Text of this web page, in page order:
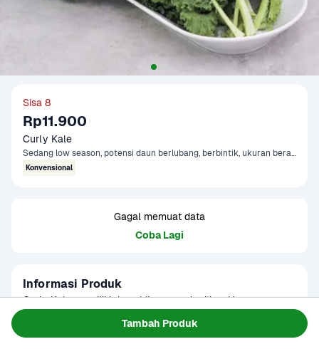
Tambah Produk
Sisa 8
Rp11.900
Curly Kale
Sedang low season, potensi daun berlubang, berbintik, ukuran beragam
Konvensional
Gagal memuat data
Coba Lagi
Informasi Produk
Curly Kale memiliki daun hijau yang keriting. Umumnya,
Terdapat potensi kelebihan/kekurangan gramasi +-10% per